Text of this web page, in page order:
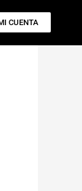
CUENTA